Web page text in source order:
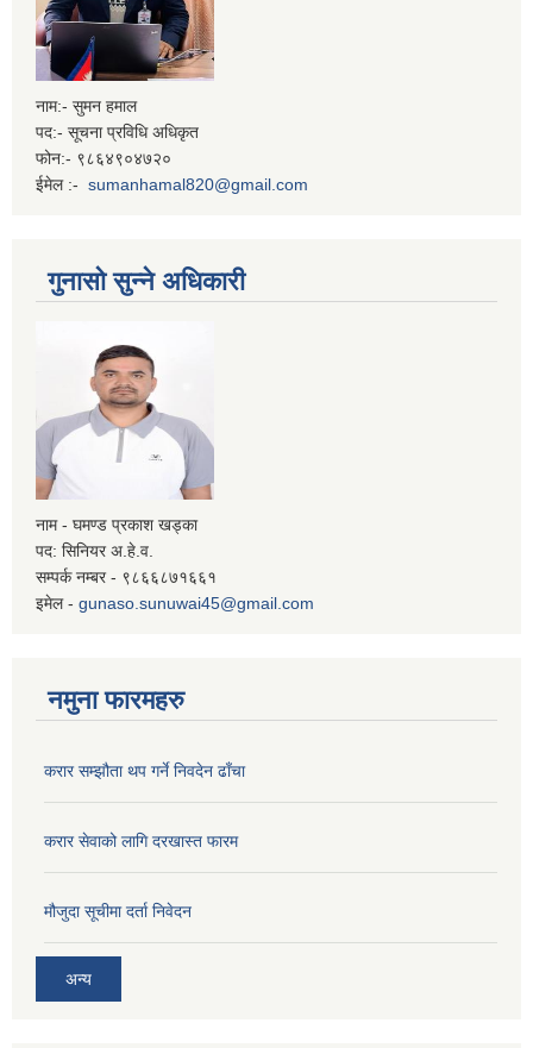
नाम:- सुमन हमाल
पद:- सूचना प्रविधि अधिकृत
फोन:- ९८६४९०४७२०
ईमेल :- sumanhamal820@gmail.com
गुनासो सुन्ने अधिकारी
नाम - घमण्ड प्रकाश खड्का
पद: सिनियर अ.हे.व.
सम्पर्क नम्बर - ९८६६८७१६६१
इमेल - gunaso.sunuwai45@gmail.com
नमुना फारमहरु
करार सम्झौता थप गर्ने निवदेन ढाँचा
करार सेवाको लागि दरखास्त फारम
मौजुदा सूचीमा दर्ता निवेदन
अन्य